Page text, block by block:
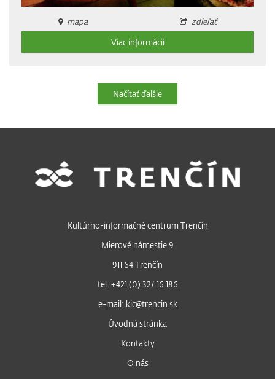
mapa
zdieľať
Viac informácii
Načítať ďalšie
Kultúrno-informačné centrum Trenčín
Mierové námestie 9
911 64 Trenčín
tel: +421 (0) 32/ 16 186
e-mail: kic@trencin.sk
Úvodná stránka
Kontakty
O nás